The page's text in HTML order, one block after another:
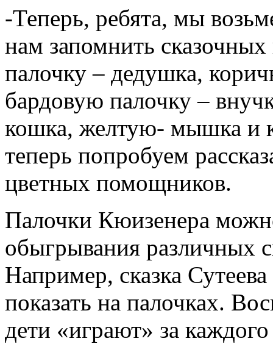
-Теперь, ребята, мы
нам запомнить
палочку – дедушка,
бардовую палочку –
кошка, желтую- мышка и
теперь попробуем
цветных помощников.
Палочки Кюизенера
обыгрывания различных
Например, сказка
показать на палочках.
дети «играют» за